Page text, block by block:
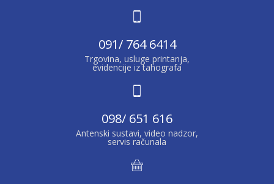
091/ 764 6414
Trgovina, usluge printanja,
evidencije iz tahografa
098/ 651 616
Antenski sustavi, video nadzor,
servis računala